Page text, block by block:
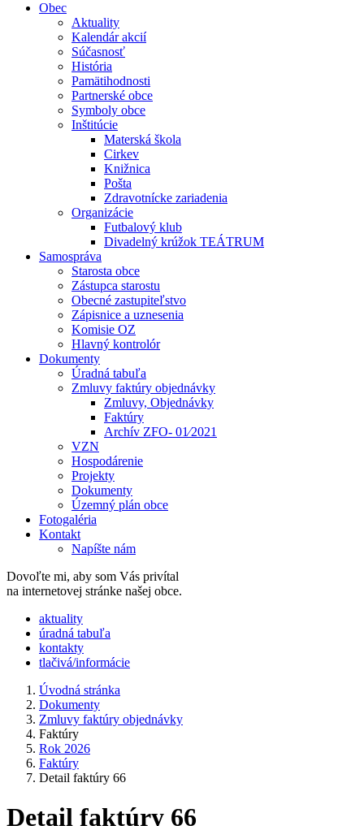
Obec
Aktuality
Kalendár akcií
Súčasnosť
História
Pamätihodnosti
Partnerské obce
Symboly obce
Inštitúcie
Materská škola
Cirkev
Knižnica
Pošta
Zdravotnícke zariadenia
Organizácie
Futbalový klub
Divadelný krúžok TEÁTRUM
Samospráva
Starosta obce
Zástupca starostu
Obecné zastupiteľstvo
Zápisnice a uznesenia
Komisie OZ
Hlavný kontrolór
Dokumenty
Úradná tabuľa
Zmluvy faktúry objednávky
Zmluvy, Objednávky
Faktúry
Archív ZFO- 01⁄2021
VZN
Hospodárenie
Projekty
Dokumenty
Územný plán obce
Fotogaléria
Kontakt
Napíšte nám
Dovoľte mi, aby som Vás privítal
na internetovej stránke našej obce.
​​aktuality
úradná tabuľa
kontakty
tlačivá/informácie
Úvodná stránka
Dokumenty
Zmluvy faktúry objednávky
Faktúry
Rok 2026
Faktúry
Detail faktúry 66
Detail faktúry 66